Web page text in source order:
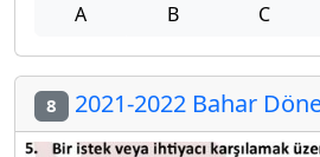
A B C
8 2021-2022 Bahar